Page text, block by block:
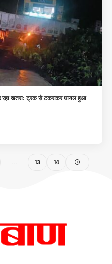
रहा खतरा: ट्रक से टकराकर घायल हुआ
13 14